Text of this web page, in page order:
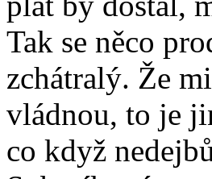
Tak se něco
zchátralý. Že
vládnou, to je
co když